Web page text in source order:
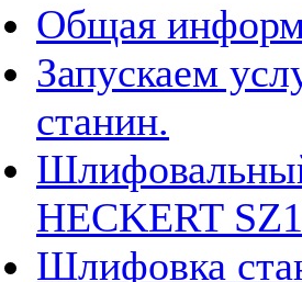
Общая
Запускаем
станин.
HECKERT
Шлифовка